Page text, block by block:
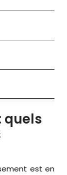
quels
est en